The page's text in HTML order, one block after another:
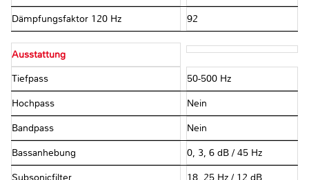
Dämpfungsfaktor 120 Hz 92
Ausstattung
Tiefpass 50-500 Hz
Hochpass Nein
Bandpass Nein
Bassanhebung 0, 3, 6 dB / 45 Hz
Subsonicfilter 18, 25 Hz / 12 dB